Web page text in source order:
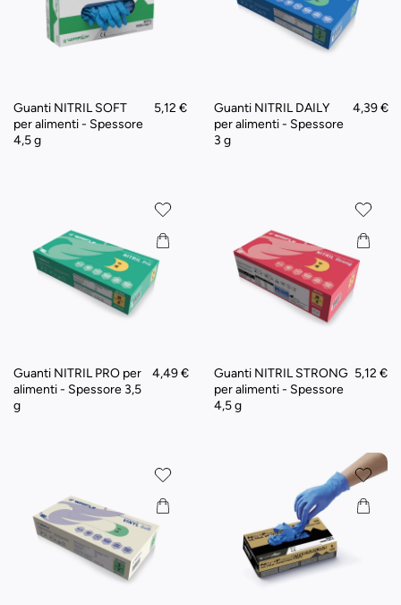
Guanti NITRIL SOFT
per alimenti - Spessore
4,5 g
5,12 €
Guanti NITRIL DAILY
per alimenti - Spessore
3 g
4,39 €
Guanti NITRIL PRO per
alimenti - Spessore 3,5
g
4,49 €
Guanti NITRIL STRONG
per alimenti - Spessore
4,5 g
5,12 €